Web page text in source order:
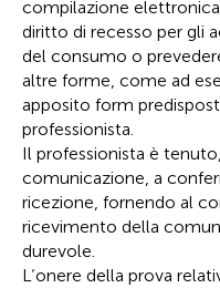
compilazione
diritto di recesso per gli
del consumo o
altre forme, come ad
apposito form
professionista.
Il professionista è
comunicazione, a
ricezione, fornendo al
ricevimento della
durevole.
L’onere della prova